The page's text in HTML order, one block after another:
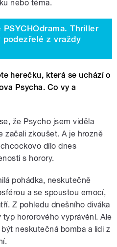
nebo téma.
Thriller
z vraždy
herečku, která se uchází o
Psycha. Co vy a
že Psycho jsem viděla
začali zkoušet. A je hrozně
dílo dnes
s horory.
pohádka, neskutečně
a se spoustou emocí,
Z pohledu dnešního diváka
hororového vyprávění. Ale
neskutečná bomba a lidi z